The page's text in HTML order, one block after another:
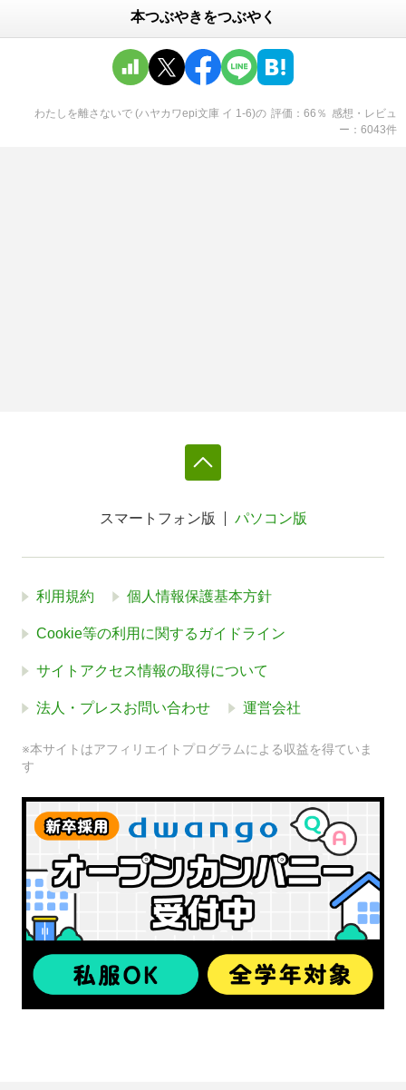
本つぶやきをつぶやく
わたしを離さないで (ハヤカワepi文庫 イ 1-6)の 評価 66 ％ 感想・レビュ
ー
6043件
スマートフォン版 パソコン版
利用規約 個人情報保護基本方針
Cookie等の利用に関するガイドライン
サイトアクセス情報の取得について
法人・プレスお問い合わせ 運営会社
※本サイトはアフィリエイトプログラムによる収益を得ていま
す